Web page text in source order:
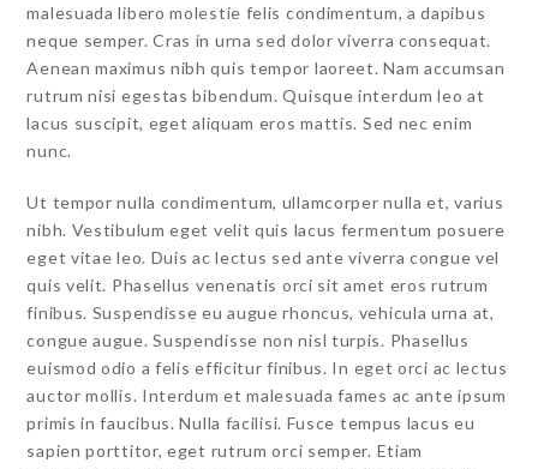
malesuada libero molestie felis condimentum, a dapibus
neque semper. Cras in urna sed dolor viverra consequat.
Aenean maximus nibh quis tempor laoreet. Nam accumsan
rutrum nisi egestas bibendum. Quisque interdum leo at
lacus suscipit, eget aliquam eros mattis. Sed nec enim
nunc.
Ut tempor nulla condimentum, ullamcorper nulla et, varius
nibh. Vestibulum eget velit quis lacus fermentum posuere
eget vitae leo. Duis ac lectus sed ante viverra congue vel
quis velit. Phasellus venenatis orci sit amet eros rutrum
finibus. Suspendisse eu augue rhoncus, vehicula urna at,
congue augue. Suspendisse non nisl turpis. Phasellus
euismod odio a felis efficitur finibus. In eget orci ac lectus
auctor mollis. Interdum et malesuada fames ac ante ipsum
primis in faucibus. Nulla facilisi. Fusce tempus lacus eu
sapien porttitor, eget rutrum orci semper. Etiam